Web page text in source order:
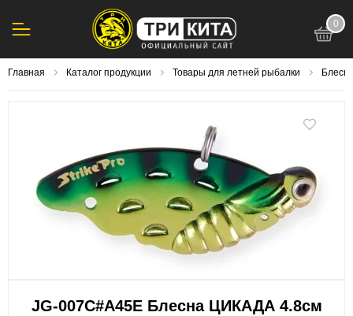
0
Главная Каталог продукции Товары для летней рыбалки
JG-007C#A45E Блесна ЦИКАДА 4.8см